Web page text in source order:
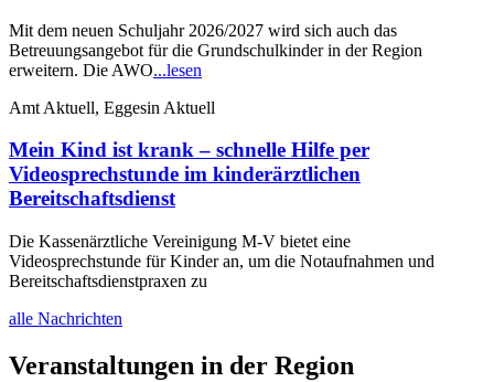
Mit dem neuen Schuljahr 2026/2027 wird sich auch das
Betreuungsangebot für die Grundschulkinder in der Region
erweitern. Die AWO...lesen
Amt Aktuell, Eggesin Aktuell
Mein Kind ist krank – schnelle Hilfe per
Videosprechstunde im kinderärztlichen
Bereitschaftsdienst
Die Kassenärztliche Vereinigung M-V bietet eine
Videosprechstunde für Kinder an, um die Notaufnahmen und
Bereitschaftsdienstpraxen zu
alle Nachrichten
Veranstaltungen in der Region